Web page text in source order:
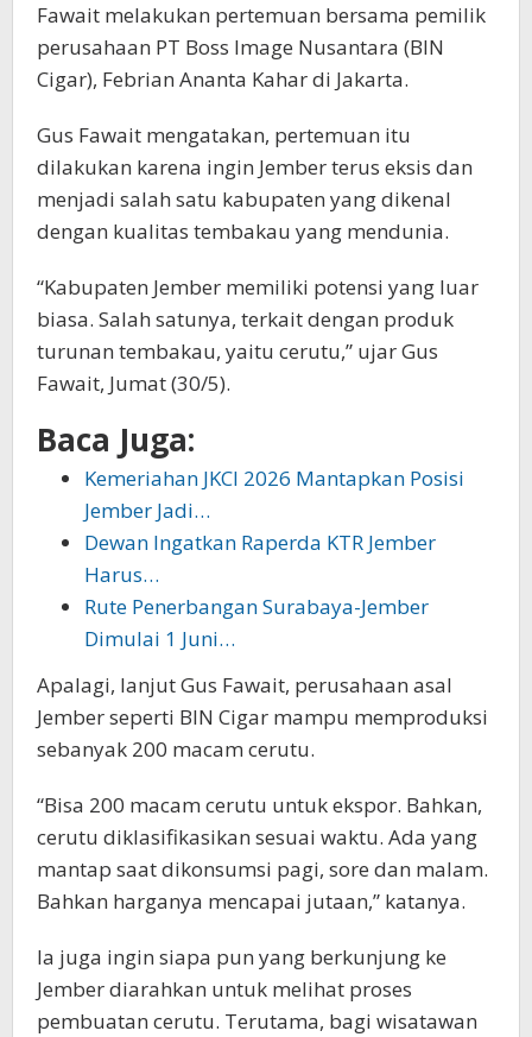
Fawait melakukan pertemuan bersama pemilik
perusahaan PT Boss Image Nusantara (BIN
Cigar), Febrian Ananta Kahar di Jakarta.
Gus Fawait mengatakan, pertemuan itu
dilakukan karena ingin Jember terus eksis dan
menjadi salah satu kabupaten yang dikenal
dengan kualitas tembakau yang mendunia.
“Kabupaten Jember memiliki potensi yang luar
biasa. Salah satunya, terkait dengan produk
turunan tembakau, yaitu cerutu,” ujar Gus
Fawait, Jumat (30/5).
Baca Juga:
Kemeriahan JKCI 2026 Mantapkan Posisi
Jember Jadi…
Dewan Ingatkan Raperda KTR Jember
Harus…
Rute Penerbangan Surabaya-Jember
Dimulai 1 Juni…
Apalagi, lanjut Gus Fawait, perusahaan asal
Jember seperti BIN Cigar mampu memproduksi
sebanyak 200 macam cerutu.
“Bisa 200 macam cerutu untuk ekspor. Bahkan,
cerutu diklasifikasikan sesuai waktu. Ada yang
mantap saat dikonsumsi pagi, sore dan malam.
Bahkan harganya mencapai jutaan,” katanya.
Ia juga ingin siapa pun yang berkunjung ke
Jember diarahkan untuk melihat proses
pembuatan cerutu. Terutama, bagi wisatawan